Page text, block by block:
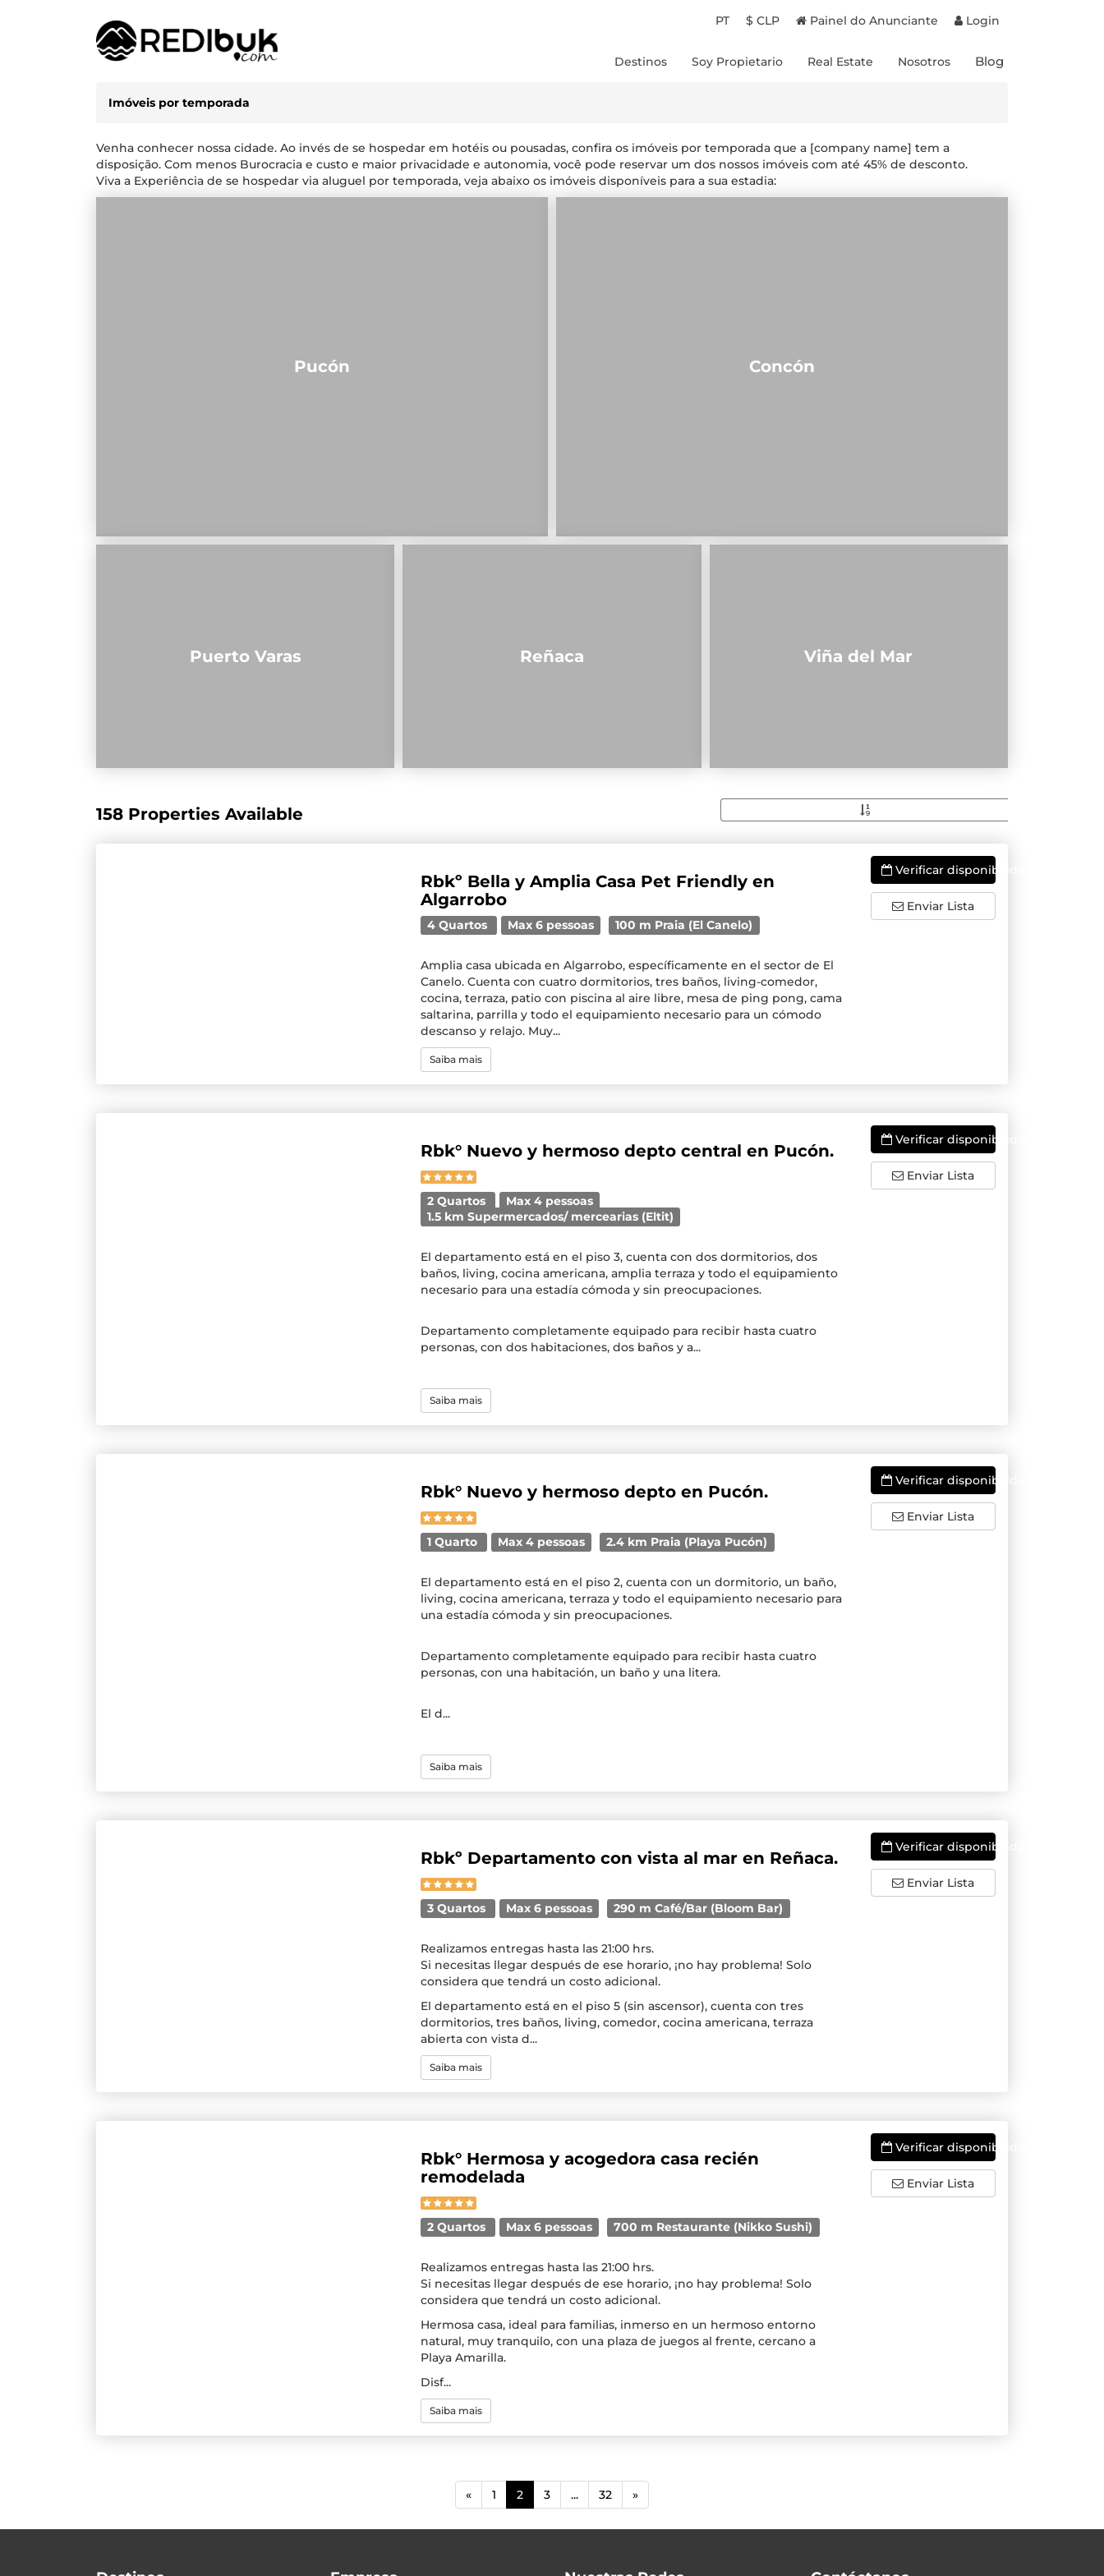
PT $ CLP Painel do Anunciante Login
Destinos
Brasil
Soy Propietario Real Estate
Beneficios
Nosotros Blog
Imóveis por temporada
Venha conhecer nossa cidade. Ao invés de se hospedar em hotéis ou pousadas, confira os imóveis por temporada que a [company name] tem a
disposição. Com menos Burocracia e custo e maior privacidade e autonomia, você pode reservar um dos nossos imóveis com até 45% de desconto.
Viva a Experiência de se hospedar via aluguel por temporada, veja abaixo os imóveis disponíveis para a sua estadia:
Pucón Concón
Puerto Varas Reñaca Viña del Mar
158 Properties Available
Rbkº Bella y Amplia Casa Pet Friendly en
Algarrobo
4 Quartos Max 6 pessoas 100 m Praia (El Canelo)
Amplia casa ubicada en Algarrobo, específicamente en el sector de El
Canelo. Cuenta con cuatro dormitorios, tres baños, living-comedor,
cocina, terraza, patio con piscina al aire libre, mesa de ping pong, cama
saltarina, parrilla y todo el equipamiento necesario para un cómodo
descanso y relajo. Muy...
Saiba mais
Verificar disponibilidade
Enviar Lista
Rbk° Nuevo y hermoso depto central en Pucón.
2 Quartos
Max 4 pessoas
1.5 km Supermercados/ mercearias (Eltit)
El departamento está en el piso 3, cuenta con dos dormitorios, dos
baños, living, cocina americana, amplia terraza y todo el equipamiento
necesario para una estadía cómoda y sin preocupaciones.
Departamento completamente equipado para recibir hasta cuatro
personas, con dos habitaciones, dos baños y a...
Saiba mais
Verificar disponibilidade
Enviar Lista
Rbk° Nuevo y hermoso depto en Pucón.
1 Quarto Max 4 pessoas 2.4 km Praia (Playa Pucón)
El departamento está en el piso 2, cuenta con un dormitorio, un baño,
living, cocina americana, terraza y todo el equipamiento necesario para
una estadía cómoda y sin preocupaciones.
Departamento completamente equipado para recibir hasta cuatro
personas, con una habitación, un baño y una litera.
El d...
Saiba mais
Verificar disponibilidade
Enviar Lista
Rbkº Departamento con vista al mar en Reñaca.
3 Quartos Max 6 pessoas 290 m Café/Bar (Bloom Bar)
Realizamos entregas hasta las 21:00 hrs.
Si necesitas llegar después de ese horario, ¡no hay problema! Solo
considera que tendrá un costo adicional.
El departamento está en el piso 5 (sin ascensor), cuenta con tres
dormitorios, tres baños, living, comedor, cocina americana, terraza
abierta con vista d...
Saiba mais
Verificar disponibilidade
Enviar Lista
Rbk° Hermosa y acogedora casa recién
remodelada
2 Quartos Max 6 pessoas 700 m Restaurante (Nikko Sushi)
Realizamos entregas hasta las 21:00 hrs.
Si necesitas llegar después de ese horario, ¡no hay problema! Solo
considera que tendrá un costo adicional.
Hermosa casa, ideal para familias, inmerso en un hermoso entorno
natural, muy tranquilo, con una plaza de juegos al frente, cercano a
Playa Amarilla.
Disf...
Saiba mais
Verificar disponibilidade
Enviar Lista
« 1 2(current)
3 ... 32 »